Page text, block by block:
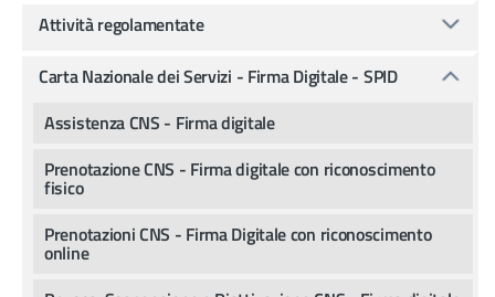
Attività regolamentate
Carta Nazionale dei Servizi - Firma Digitale - SPID
Assistenza CNS - Firma digitale
Prenotazione CNS - Firma digitale con riconoscimento
fisico
Prenotazioni CNS - Firma Digitale con riconoscimento
online